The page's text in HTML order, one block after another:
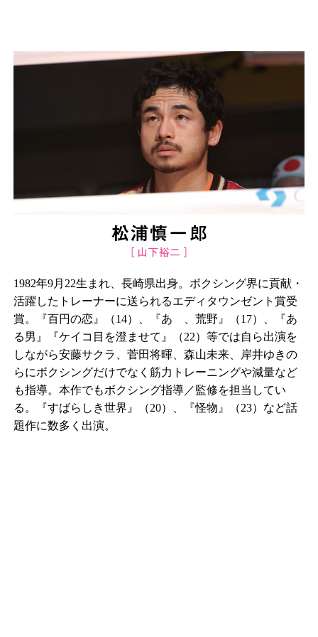
1982年9月22生まれ、長崎県出身。ボクシング界に貢献・
活躍したトレーナーに送られるエディタウンゼント賞受
賞。『百円の恋』（14）、『あゝ、荒野』（17）、『あ
る男』『ケイコ目を澄ませて』（22）等では自ら出演を
しながら安藤サクラ、菅田将暉、森山未来、岸井ゆきの
らにボクシングだけでなく筋力トレーニングや減量など
も指導。本作でもボクシング指導／監修を担当してい
る。『すばらしき世界』（20）、『怪物』（23）など話
題作に数多く出演。